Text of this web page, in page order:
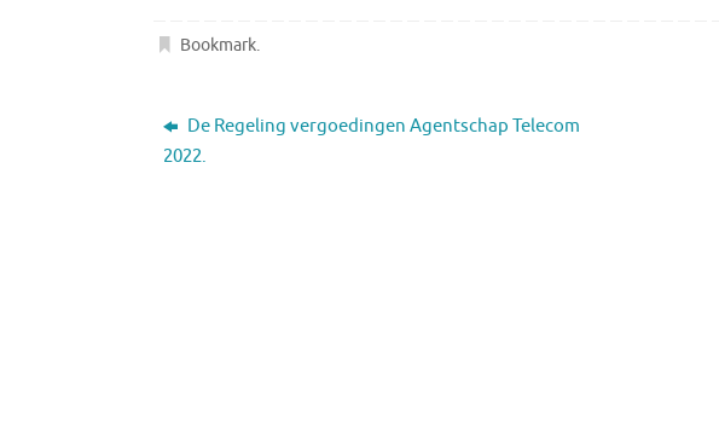
Bookmark.
De Regeling vergoedingen Agentschap Telecom
2022.